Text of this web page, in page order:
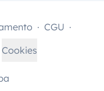
CGU
Cookies